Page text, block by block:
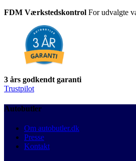
FDM Værkstedskontrol For udvalgte
3 års godkendt garanti
Trustpilot
Autobutler
Om autobutler.dk
Presse
Kontakt